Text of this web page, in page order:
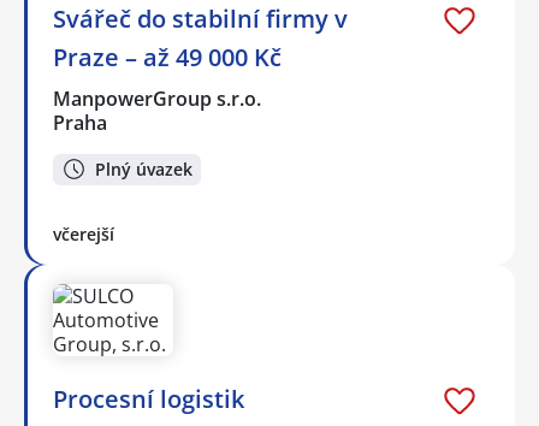
Svářeč do stabilní firmy v
Praze – až 49 000 Kč
ManpowerGroup s.r.o.
Praha
Plný úvazek
včerejší
Procesní logistik